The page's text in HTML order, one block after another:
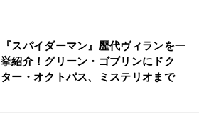
『スパイダーマン』歴代ヴィランを一
挙紹介！グリーン・ゴブリンにドク
ター・オクトパス、ミステリオまで